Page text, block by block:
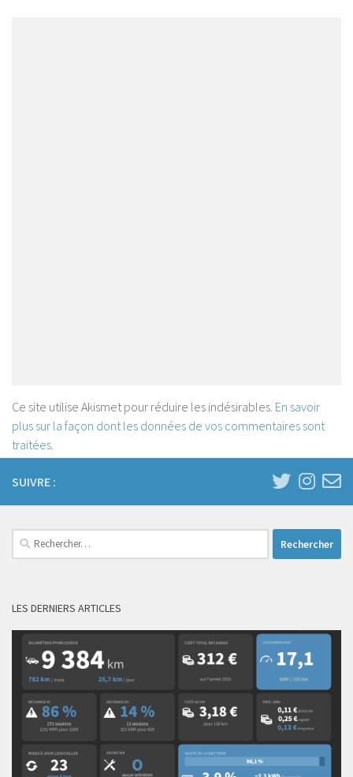
Ce site utilise Akismet pour réduire les indésirables. En savoir
plus sur la façon dont les données de vos commentaires sont
traitées.
SUIVRE :
Rechercher :
LES DERNIERS ARTICLES